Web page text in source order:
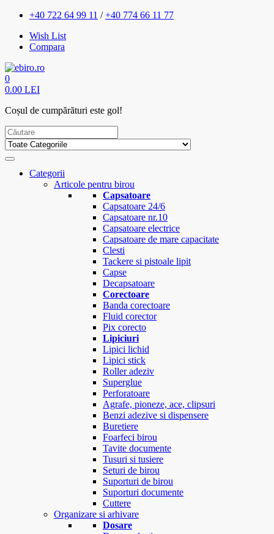
+40 722 64 99 11 /+40 774 66 11 77
Wish List
Compara
0
0.00 LEI
Coșul de cumpărături este gol!
Categorii
Articole pentru birou
Capsatoare
Capsatoare 24/6
Capsatoare nr.10
Capsatoare electrice
Capsatoare de mare capacitate
Clesti
Tackere si pistoale lipit
Capse
Decapsatoare
Corectoare
Banda corectoare
Fluid corector
Pix corecto
Lipiciuri
Lipici lichid
Lipici stick
Roller adeziv
Superglue
Perforatoare
Agrafe, pioneze, ace, clipsuri
Benzi adezive si dispensere
Buretiere
Foarfeci birou
Tavite documente
Tusuri si tusiere
Seturi de birou
Suporturi de birou
Suporturi documente
Cuttere
Organizare si arhivare
Dosare